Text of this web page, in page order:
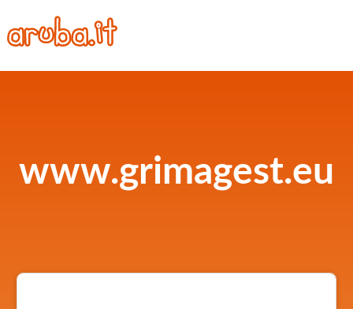
www.grimagest.eu